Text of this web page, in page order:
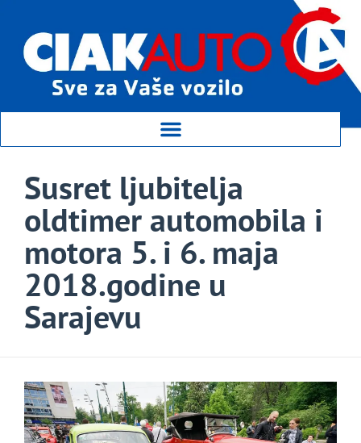
Susret ljubitelja
oldtimer automobila i
motora 5. i 6. maja
2018.godine u
Sarajevu